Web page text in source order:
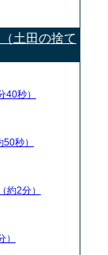
土田の捨て
40秒）
50秒）
（約2分）
）